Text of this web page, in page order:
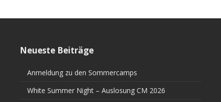
Neueste Beiträge
Anmeldung zu den Sommercamps
White Summer Night – Auslosung CM 2026